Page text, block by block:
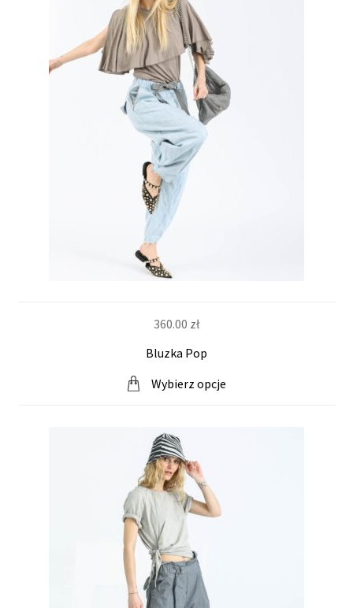
o
w
y
Wybierz opcje
360.00 zł
Bluzka Pop